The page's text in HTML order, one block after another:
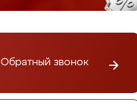
Обратный звонок